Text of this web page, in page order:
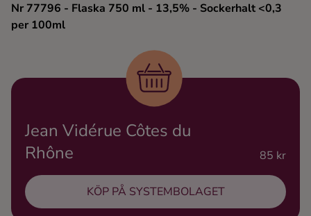
Ingredienser
Nr 77796 - Flaska 750 ml - 13,5% - Sockerhalt <0,3
per 100ml
Jean Vidérue Côtes du
Rhône
85 kr
KÖP PÅ SYSTEMBOLAGET